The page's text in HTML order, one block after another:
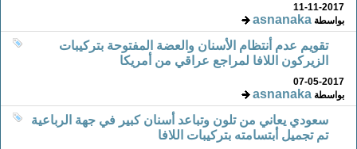
11-11-2017
بواسطةasnanaka
تقويم عدم أنتظام الأسنان والعضة المفتوحة بتركيبات
الزيركون اللافا لمراجع عراقي من أمريكا
07-05-2017
بواسطةasnanaka
سعودي يعاني من تلون وتباعد أسنان كبير في جهة الرباعية
تم تجميل أبتسامته بتركيبات اللافا